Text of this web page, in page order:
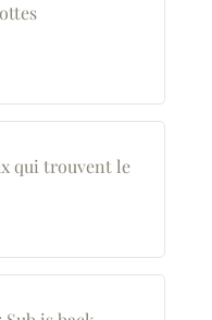
qui trouvent le